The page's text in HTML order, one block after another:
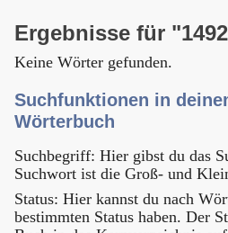
Ergebnisse für
Keine Wörter gefunden.
Suchfunktionen in
Wörterbuch
Suchbegriff: Hier gibst du das
Suchwort ist die Groß- und
Status: Hier kannst du nach
bestimmten Status haben. Der